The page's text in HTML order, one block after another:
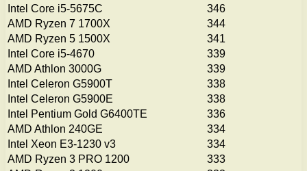
Intel Core i5-5675C
346
AMD Ryzen 7 1700X
344
AMD Ryzen 5 1500X
341
Intel Core i5-4670
339
AMD Athlon 3000G
339
Intel Celeron G5900T
338
Intel Celeron G5900E
338
Intel Pentium Gold G6400TE
336
AMD Athlon 240GE
334
Intel Xeon E3-1230 v3
334
AMD Ryzen 3 PRO 1200
333